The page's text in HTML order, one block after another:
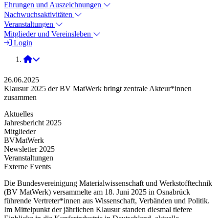
Ehrungen und Auszeichnungen
Nachwuchsaktivitäten
Veranstaltungen
Mitglieder und Vereinsleben
Login
2025
26.06.2025
Klausur 2025 der BV MatWerk bringt zentrale Akteur*innen
zusammen
Aktuelles
Jahresbericht 2025
Mitglieder
BVMatWerk
Newsletter 2025
Veranstaltungen
Externe Events
Die Bundesvereinigung Materialwissenschaft und Werkstofftechnik
(BV MatWerk) versammelte am 18. Juni 2025 in Osnabrück
führende Vertreter*innen aus Wissenschaft, Verbänden und Politik.
Im Mittelpunkt der jährlichen Klausur standen diesmal tiefere